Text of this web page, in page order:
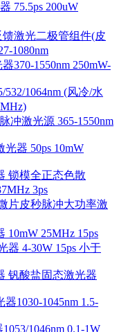
75.5ps 200uW
激光二极管组件(皮
1080nm
370-1550nm 250mW-
1064nm (风冷/水
冲激光源 365-1550nm
器 50ps 10mW
锁模全正态色散
3ps
片皮秒脉冲大功率激
10mW 25MHz 15ps
器 4-30W 15ps 小于
钒酸盐固态激光器
1030-1045nm 1.5-
1046nm 0.1-1W